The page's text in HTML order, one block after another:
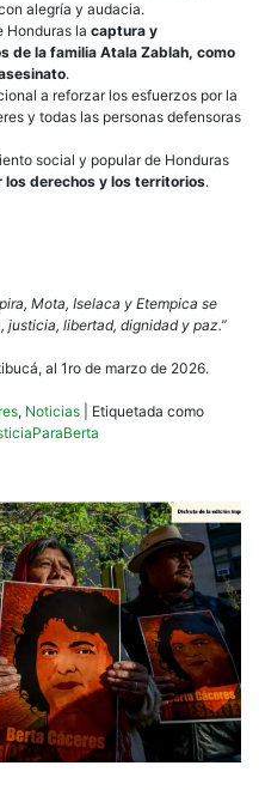
alegría y audacia.
Honduras la captura y
de la familia Atala Zablah, como
.
a reforzar los esfuerzos por la
y todas las personas defensoras
social y popular de Honduras
los derechos y los territorios.
Mota, Iselaca y Etempica se
libertad, dignidad y paz.”
al 1ro de marzo de 2026.
, Noticias
Etiquetada como